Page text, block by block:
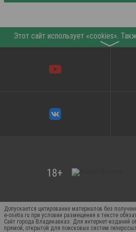
〉
Допускается цитирование материалов без
e-osetia.ru при условии размещения в тексте
Сайт города Владикавказ. Для интернет-изданий
прямой, открытой для поисковых систем